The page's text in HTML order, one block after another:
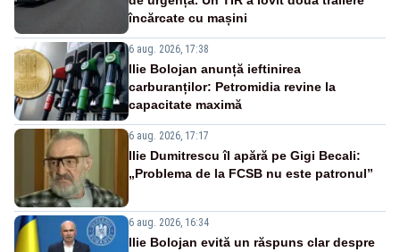
încărcate cu mașini
6 aug. 2026, 17:38
Ilie Bolojan anunță ieftinirea
carburanților: Petromidia revine la
capacitate maximă
6 aug. 2026, 17:17
Ilie Dumitrescu îl apără pe Gigi Becali:
„Problema de la FCSB nu este patronul”
6 aug. 2026, 16:34
Ilie Bolojan evită un răspuns clar despre